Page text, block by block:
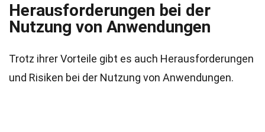
Herausforderungen bei der
Nutzung von Anwendungen
Trotz ihrer Vorteile gibt es auch Herausforderungen
und Risiken bei der Nutzung von Anwendungen.